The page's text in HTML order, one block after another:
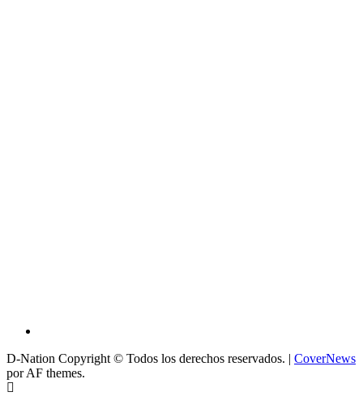
D-Nation Copyright © Todos los derechos reservados. | CoverNews
por AF themes.